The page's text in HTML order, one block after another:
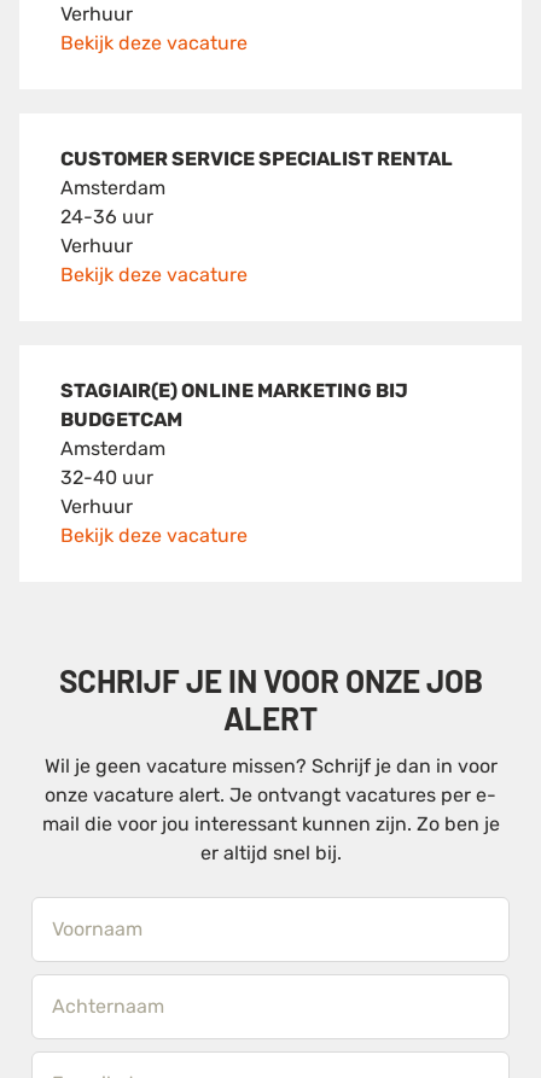
Verhuur
Bekijk deze vacature
CUSTOMER SERVICE SPECIALIST RENTAL
Amsterdam
24-36 uur
Verhuur
Bekijk deze vacature
STAGIAIR(E) ONLINE MARKETING BIJ
BUDGETCAM
Amsterdam
32-40 uur
Verhuur
Bekijk deze vacature
SCHRIJF JE IN VOOR ONZE JOB
ALERT
Wil je geen vacature missen? Schrijf je dan in voor
onze vacature alert. Je ontvangt vacatures per e-
mail die voor jou interessant kunnen zijn. Zo ben je
er altijd snel bij.